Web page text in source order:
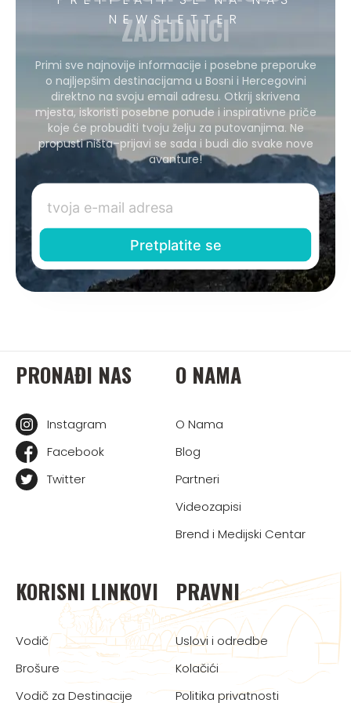
NEWSLETTER
ZAJEDNICI
Primi sve najnovije informacije i posebne preporuke
o najljepšim destinacijama u Bosni i Hercegovini
direktno na svoju email adresu. Otkrij skrivena
mjesta, iskoristi posebne ponude i inspirativne priče
koje će probuditi tvoju želju za putovanjima. Ne
propusti ništa–prijavi se sada i budi dio svake nove
avanture!
PRONAĐI NAS
Instagram
Facebook
Twitter
O NAMA
O Nama
Blog
Partneri
Videozapisi
Brend i Medijski Centar
KORISNI LINKOVI
Vodič
Brošure
Vodič za Destinacije
PRAVNI
Uslovi i odredbe
Kolačići
Politika privatnosti